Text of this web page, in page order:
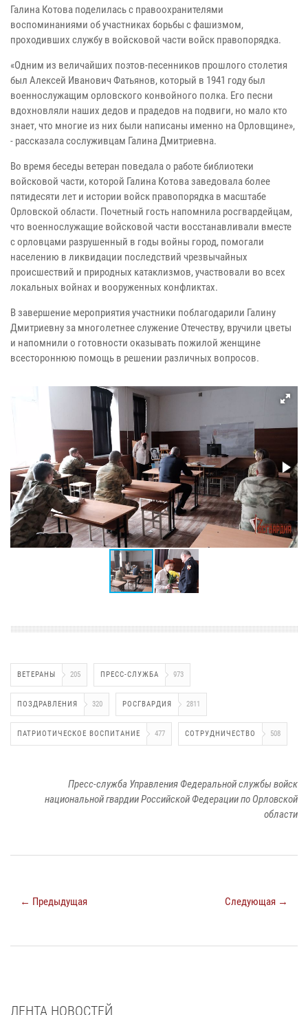
Галина Котова поделилась с правоохранителями
воспоминаниями об участниках борьбы с фашизмом,
проходивших службу в войсковой части войск правопорядка.
«Одним из величайших поэтов-песенников прошлого столетия
был Алексей Иванович Фатьянов, который в 1941 году был
военнослужащим орловского конвойного полка. Его песни
вдохновляли наших дедов и прадедов на подвиги, но мало кто
знает, что многие из них были написаны именно на Орловщине»,
- рассказала сослуживцам Галина Дмитриевна.
Во время беседы ветеран поведала о работе библиотеки
войсковой части, которой Галина Котова заведовала более
пятидесяти лет и истории войск правопорядка в масштабе
Орловской области. Почетный гость напомнила росгвардейцам,
что военнослужащие войсковой части восстанавливали вместе
с орловцами разрушенный в годы войны город, помогали
населению в ликвидации последствий чрезвычайных
происшествий и природных катаклизмов, участвовали во всех
локальных войнах и вооруженных конфликтах.
В завершение мероприятия участники поблагодарили Галину
Дмитриевну за многолетнее служение Отечеству, вручили цветы
и напомнили о готовности оказывать пожилой женщине
всестороннюю помощь в решении различных вопросов.
ВЕТЕРАНЫ 205 ПРЕСС-СЛУЖБА 973
ПОЗДРАВЛЕНИЯ 320 РОСГВАРДИЯ 2811
ПАТРИОТИЧЕСКОЕ ВОСПИТАНИЕ 477 СОТРУДНИЧЕСТВО 508
Пресс-служба Управления Федеральной службы войск
национальной гвардии Российской Федерации по Орловской
области
← Предыдущая Следующая →
ЛЕНТА НОВОСТЕЙ